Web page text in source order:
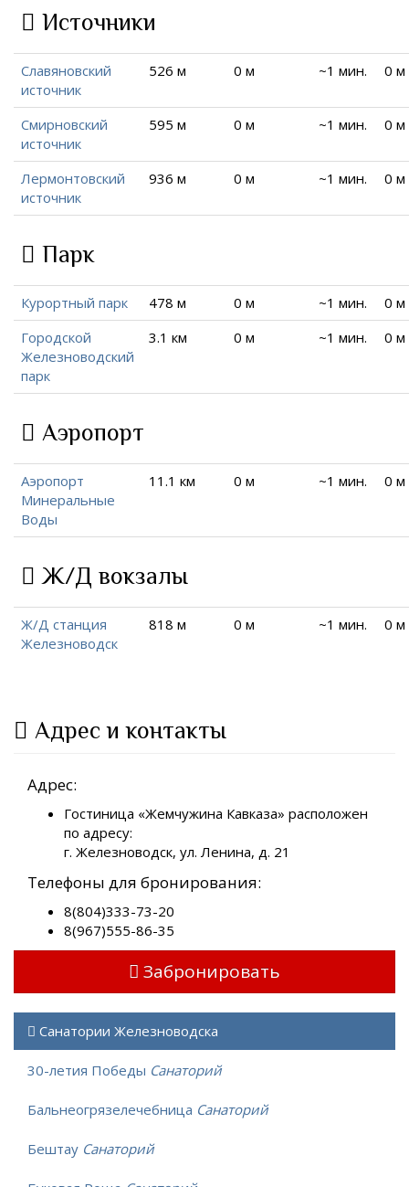
Источники
Славяновский
источник
526 м 0 м ~1 мин. 0 м
Смирновский
источник
595 м 0 м ~1 мин. 0 м
Лермонтовский
источник
936 м 0 м ~1 мин. 0 м
Парк
Курортный парк 478 м 0 м ~1 мин.
0 м
Городской
Железноводский
парк
3.1 км 0 м ~1 мин. 0 м
Аэропорт
Аэропорт
Минеральные
Воды
11.1 км 0 м ~1 мин. 0 м
Ж/Д вокзалы
Ж/Д станция
Железноводск
818 м 0 м ~1 мин. 0 м
Адрес и контакты
Адрес:
Гостиница «Жемчужина Кавказа» расположен
по адресу:
г. Железноводск, ул. Ленина, д. 21
Телефоны для бронирования:
8(804)333-73-20
8(967)555-86-35
Забронировать
Санатории Железноводска
30-летия Победы Санаторий
Бальнеогрязелечебница Санаторий
Бештау Санаторий